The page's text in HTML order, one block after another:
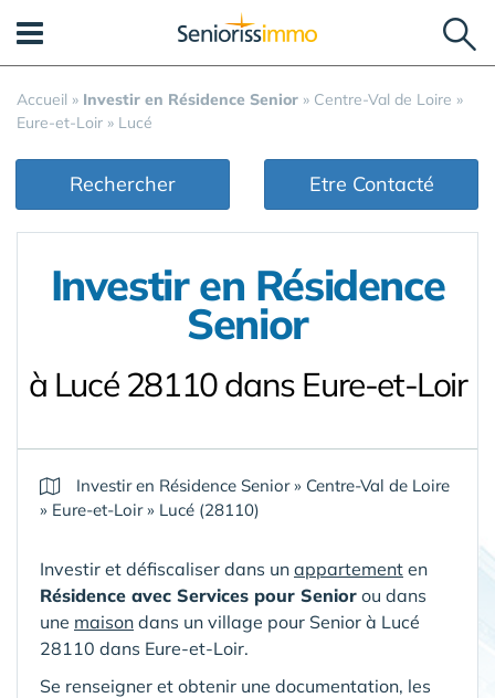
Accueil » Investir en Résidence Senior » Centre-Val de Loire »
Eure-et-Loir » Lucé
Rechercher Etre Contacté
Investir en Résidence
Senior
à Lucé 28110 dans Eure-et-Loir
Investir en Résidence Senior» Centre-Val de Loire
» Eure-et-Loir» Lucé (28110)
Investir et défiscaliser dans un appartement en
Résidence avec Services pour Senior ou dans
une maison dans un village pour Senior à Lucé
28110 dans Eure-et-Loir.
Se renseigner et obtenir une documentation, les